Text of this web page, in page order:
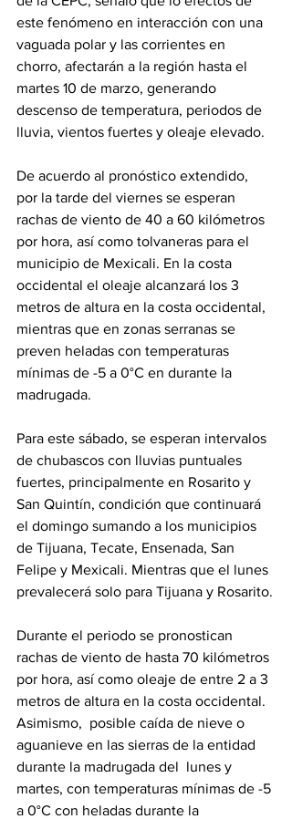
este fenómeno en interacción con una
vaguada polar y las corrientes en
chorro, afectarán a la región hasta el
martes 10 de marzo, generando
descenso de temperatura, periodos de
lluvia, vientos fuertes y oleaje elevado.
De acuerdo al pronóstico extendido,
por la tarde del viernes se esperan
rachas de viento de 40 a 60 kilómetros
por hora, así como tolvaneras para el
municipio de Mexicali. En la costa
occidental el oleaje alcanzará los 3
metros de altura en la costa occidental,
mientras que en zonas serranas se
preven heladas con temperaturas
mínimas de -5 a 0°C en durante la
madrugada.
Para este sábado, se esperan intervalos
de chubascos con lluvias puntuales
fuertes, principalmente en Rosarito y
San Quintín, condición que continuará
el domingo sumando a los municipios
de Tijuana, Tecate, Ensenada, San
Felipe y Mexicali. Mientras que el lunes
prevalecerá solo para Tijuana y Rosarito.
Durante el periodo se pronostican
rachas de viento de hasta 70 kilómetros
por hora, así como oleaje de entre 2 a 3
metros de altura en la costa occidental.
Asimismo,  posible caída de nieve o
aguanieve en las sierras de la entidad
durante la madrugada del  lunes y
martes, con temperaturas mínimas de -5
a 0°C con heladas durante la